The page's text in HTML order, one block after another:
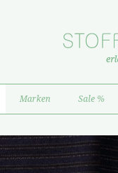
Marken Sale %